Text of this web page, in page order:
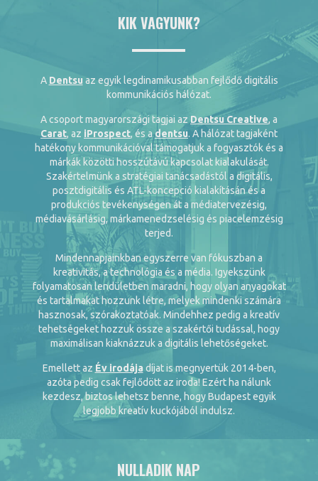
KIK VAGYUNK?
A Dentsu az egyik legdinamikusabban fejlődő digitális
kommunikációs hálózat.
A csoport magyarországi tagjai az Dentsu Creative, a
Carat, az iProspect, és adentsu. A hálózat tagjaként
hatékony kommunikációval támogatjuk a fogyasztók és a
márkák közötti hosszútávú kapcsolat kialakulását.
Szakértelmünk a stratégiai tanácsadástól a digitális,
posztdigitális és ATL-koncepció kialakításán és a
produkciós tevékenységen át a médiatervezésig,
médiavásárlásig, márkamenedzselésig és piacelemzésig
terjed.
Mindennapjainkban egyszerre van fókuszban a
kreativitás, a technológia és a média. Igyekszünk
folyamatosan lendületben maradni, hogy olyan anyagokat
és tartalmakat hozzunk létre, melyek mindenki számára
hasznosak, szórakoztatóak. Mindehhez pedig a kreatív
tehetségeket hozzuk össze a szakértői tudással, hogy
maximálisan kiaknázzuk a digitális lehetőségeket.
Emellett az Év irodája díjat is megnyertük 2014-ben,
azóta pedig csak fejlődött az iroda! Ezért ha nálunk
kezdesz, biztos lehetsz benne, hogy Budapest egyik
legjobb kreatív kuckójából indulsz.
NULLADIK NAP